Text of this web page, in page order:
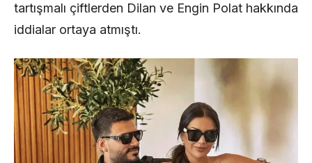
tartışmalı çiftlerden Dilan ve Engin Polat hakkında
iddialar ortaya atmıştı.